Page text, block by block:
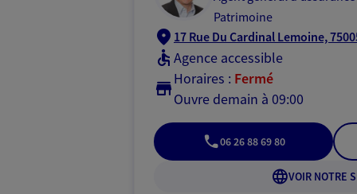
Patrimoine
17 Rue Du Cardinal Lemoine,
Agence accessible
Horaires : Fermé
Ouvre demain à 09:00
06 26 88 69 80
VOIR NOTRE